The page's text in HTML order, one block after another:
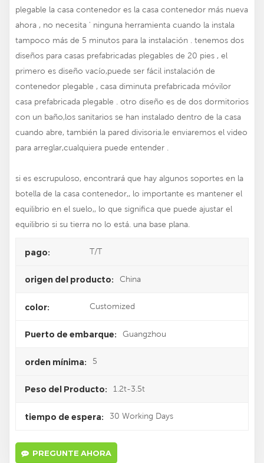
plegable la casa contenedor es la casa contenedor más nueva
ahora , no necesita ' ninguna herramienta cuando la instala
tampoco más de 5 minutos para la instalación . tenemos dos
diseños para casas prefabricadas plegables de 20 pies , el
primero es diseño vacío,puede ser fácil instalación de
contenedor plegable , casa diminuta prefabricada móvilor
casa prefabricada plegable . otro diseño es de dos dormitorios
con un baño,los sanitarios se han instalado dentro de la casa
cuando abre, también la pared divisoria.le enviaremos el video
para arreglar,cualquiera puede entender .
si es escrupuloso, encontrará que hay algunos soportes en la
botella de la casa contenedor,, lo importante es mantener el
equilibrio en el suelo,, lo que significa que puede ajustar el
equilibrio si su tierra no lo está. una base plana.
pago: T/T
origen del producto: China
color: Customized
Puerto de embarque: Guangzhou
orden mínima: 5
Peso del Producto: 1.2t-3.5t
tiempo de espera: 30 Working Days
PREGUNTE AHORA